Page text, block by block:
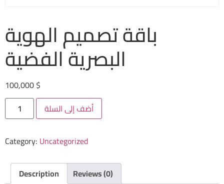
باقة تصميم الهوية
البصرية الفضية
100,000$
أضف إلى السلة
Category: Uncategorized
Description Reviews (0)